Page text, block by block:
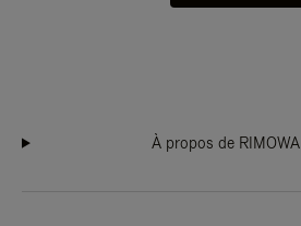
À propos de RIMOWA